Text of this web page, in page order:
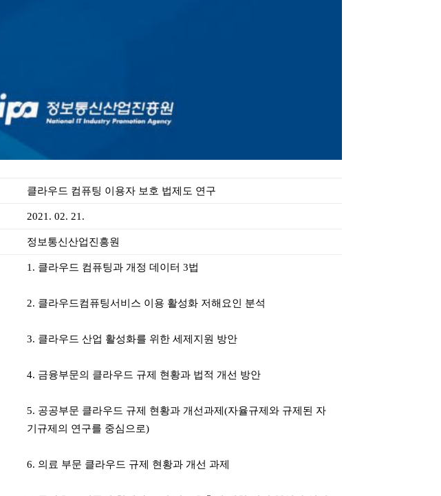
클라우드 컴퓨팅 이용자 보호 법제도 연구
2021. 02. 21.
정보통신산업진흥원
1. 클라우드 컴퓨팅과 개정 데이터 3법
2. 클라우드컴퓨팅서비스 이용 활성화 저해요인 분석
3. 클라우드 산업 활성화를 위한 세제지원 방안
4. 금융부문의 클라우드 규제 현황과 법적 개선 방안
5. 공공부문 클라우드 규제 현황과 개선과제(자율규제와 규제된 자
기규제의 연구를 중심으로)
6. 의료 부문 클라우드 규제 현황과 개선 과제